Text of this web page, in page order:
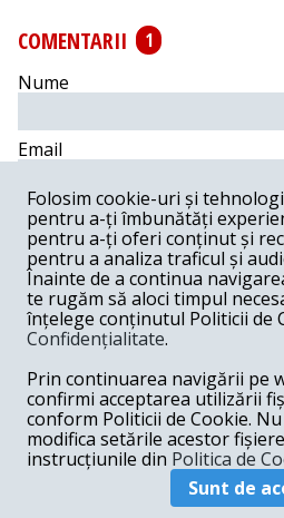
COMENTARII
1
Nume
Email
Comentariu
Postează comentariu
Tatiana Bulacu -06-16-2021
Această SIIJ trebuie desființată
ceace face.Este influențată
independență.
Folosim cookie-uri și
pentru a-ți îmbunătăți
pentru a-ți oferi conținut și
pentru a analiza traficul și
Înainte de a continua
te rugăm să aloci timpul
înțelege conținutul Politicii de
Confidențialitate.
Prin continuarea navigării pe
confirmi acceptarea utilizării
conform Politicii de Cookie.
modifica setările acestor
instrucțiunile din Politica de
Sunt de